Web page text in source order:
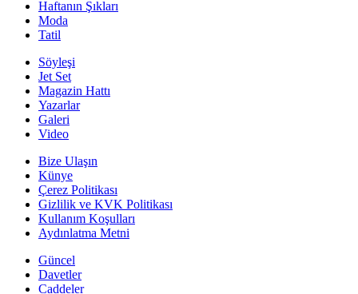
Haftanın Şıkları
Moda
Tatil
Söyleşi
Jet Set
Magazin Hattı
Yazarlar
Galeri
Video
Bize Ulaşın
Künye
Çerez Politikası
Gizlilik ve KVK Politikası
Kullanım Koşulları
Aydınlatma Metni
Güncel
Davetler
Caddeler